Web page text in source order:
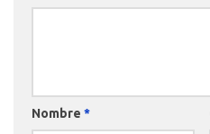
Nombre *